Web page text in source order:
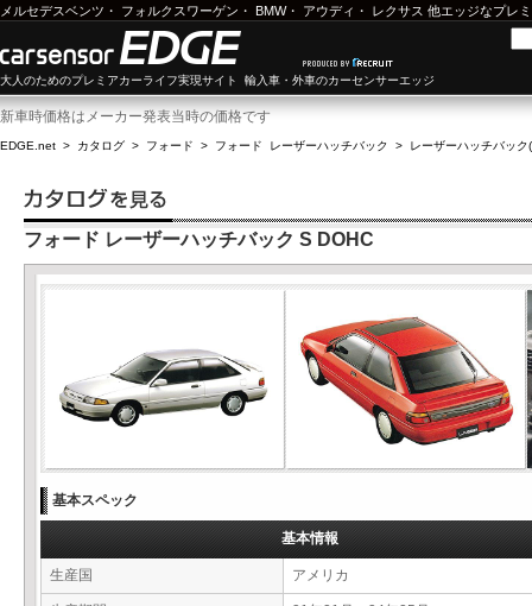
メルセデスベンツ ・ フォルクスワーゲン ・ BMW・ アウディ ・ レクサス 他エッジなプレ
大人のためのプレミアカーライフ実現サイト 輸入車・外車のカーセンサーエッジ
新車時価格はメーカー発表当時の価格です
EDGE.net > カタログ > フォード > フォード レーザーハッチバック > レーザーハッチバッ
フォード レーザーハッチバック S DOHC
基本スペック
基本情報
生産国 アメリカ